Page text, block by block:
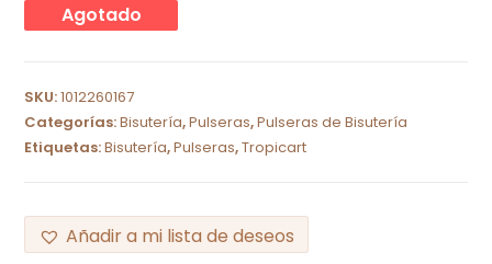
Agotado
SKU:1012260167
Categorías:Bisutería,Pulseras,Pulseras de Bisutería
Etiquetas:Bisutería,Pulseras,Tropicart
Añadir a mi lista de deseos